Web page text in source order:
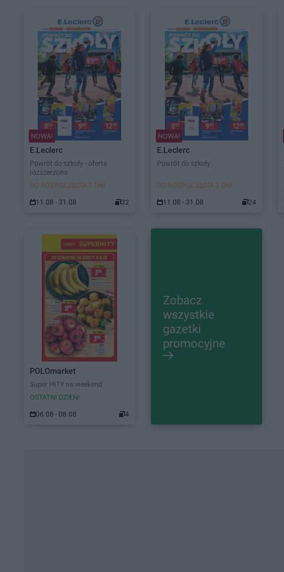
NOWA!
E.Leclerc
Powrót do szkoły - oferta
rozszerzona
DO ROZPOCZĘCIA 3 DNI
11.08 - 31.08 32
NOWA!
E.Leclerc
Powrót do szkoły
DO ROZPOCZĘCIA 3 DNI
11.08 - 31.08 24
POLOmarket
Super HITY na weekend
OSTATNI DZIEŃ!
06.08 - 08.08 4
Zobacz
wszystkie
gazetki
promocyjne